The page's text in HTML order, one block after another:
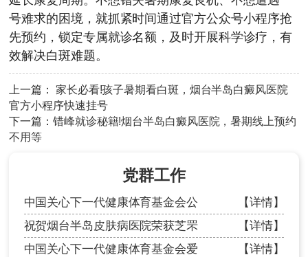
号难求的困境，就抓紧时间通过官方公众号小程序抢
先预约，锁定专属就诊名额，及时开展科学诊疗，有
效解决白斑难题。
上一篇：
家长必看!孩子暑期看白斑，烟台半岛白癜风医院
官方小程序快速挂号
下一篇：错峰就诊秘籍!烟台半岛白癜风医院，暑期线上预约
不用等
党群工作
中国关心下一代健康体育基金会公
【详情】
祝贺烟台半岛皮肤病医院荣获芝罘
【详情】
中国关心下一代健康体育基金会爱
【详情】